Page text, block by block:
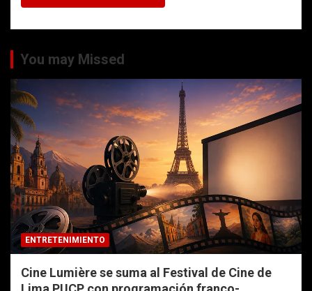
You may Missed
ENTRETENIMIENTO
Cine Lumière se suma al Festival de Cine de